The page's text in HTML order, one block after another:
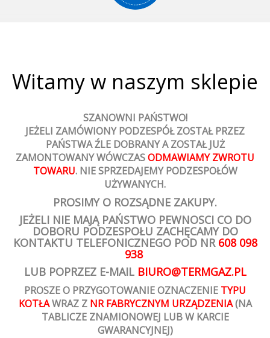
Witamy w naszym sklepie
SZANOWNI PAŃSTWO!
JEŻELI ZAMÓWIONY PODZESPÓŁ ZOSTAŁ PRZEZ
PAŃSTWA ŹLE DOBRANY A ZOSTAŁ JUŻ
ZAMONTOWANY WÓWCZASODMAWIAMY ZWROTU
TOWARU. NIE SPRZEDAJEMY PODZESPOŁÓW
UŻYWANYCH.
PROSIMY O ROZSĄDNE ZAKUPY.
JEŻELI NIE MAJĄ PAŃSTWO PEWNOSCI CO DO
DOBORU PODZESPOŁU ZACHĘCAMY DO
KONTAKTU TELEFONICZNEGO POD NR 608 098
938
LUB POPRZEZ E-MAIL BIURO@TERMGAZ.PL
PROSZE O PRZYGOTOWANIE OZNACZENIE TYPU
KOTŁAWRAZ Z NR FABRYCZNYM URZĄDZENIA(NA
TABLICZE ZNAMIONOWEJ LUB W KARCIE
GWARANCYJNEJ)